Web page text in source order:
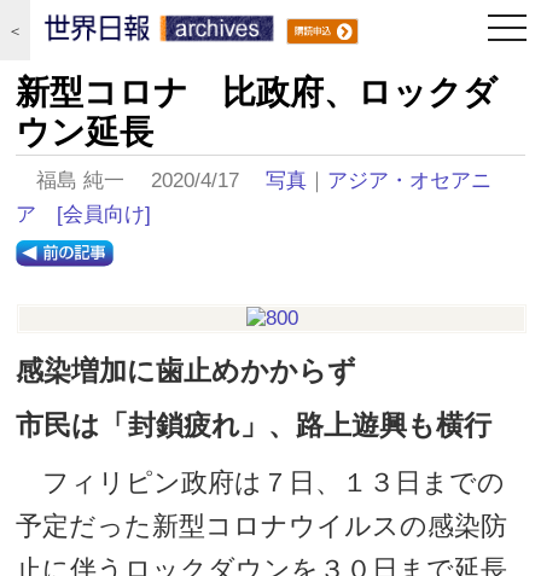
＜
新型コロナ 比政府、ロックダ
ウン延長
福島 純一 2020/4/17写真 ｜ アジア・オセアニ
ア
[会員向け]
感染増加に歯止めかからず
市民は「封鎖疲れ」、路上遊興も横行
フィリピン政府は７日、１３日までの
予定だった新型コロナウイルスの感染防
止に伴うロックダウンを３０日まで延長